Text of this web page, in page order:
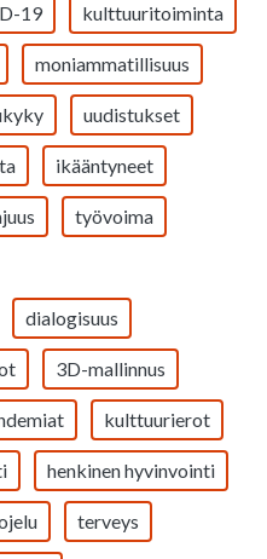
19 kulttuuritoiminta
moniammatillisuus
uudistukset
ikääntyneet
työvoima
dialogisuus
3D-mallinnus
kulttuurierot
henkinen hyvinvointi
terveys